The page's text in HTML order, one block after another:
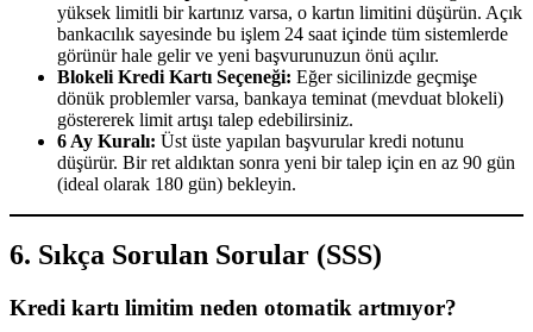
yüksek limitli bir kartınız varsa, o kartın limitini düşürün. Açık
bankacılık sayesinde bu işlem 24 saat içinde tüm sistemlerde
görünür hale gelir ve yeni başvurunuzun önü açılır.
Blokeli Kredi Kartı Seçeneği: Eğer sicilinizde geçmişe
dönük problemler varsa, bankaya teminat (mevduat blokeli)
göstererek limit artışı talep edebilirsiniz.
6 Ay Kuralı: Üst üste yapılan başvurular kredi notunu
düşürür. Bir ret aldıktan sonra yeni bir talep için en az 90 gün
(ideal olarak 180 gün) bekleyin.
6. Sıkça Sorulan Sorular (SSS)
Kredi kartı limitim neden otomatik artmıyor?